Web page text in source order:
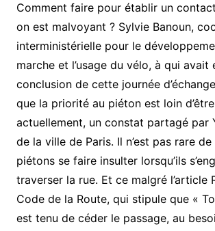
Comment faire pour établir un
on est malvoyant ? Sylvie Banoun,
interministérielle pour le
marche et l’usage du vélo, à qui avait
conclusion de cette journée
que la priorité au piéton est loin
actuellement, un constat partagé par
de la ville de Paris. Il n’est pas rare
piétons se faire insulter lorsqu’ils
traverser la rue. Et ce malgré l’article
Code de la Route, qui stipule que «
est tenu de céder le passage, au